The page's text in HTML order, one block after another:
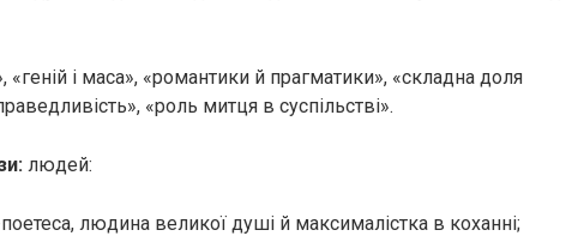
«геній і маса», «романтики й прагматики», «складна доля
«роль митця в суспільстві».
людей:
людина великої душі й максималістка в коханні;